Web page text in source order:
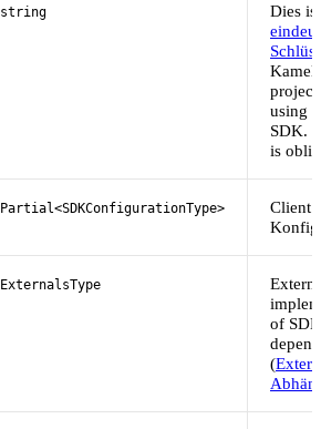
string
Dies
using
SDK.
is
Partial<SDKConfigurationType>
Client’s
ExternalsType
Extern
of SDK
(